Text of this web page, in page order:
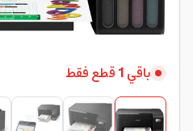
باقي1قطع فقط